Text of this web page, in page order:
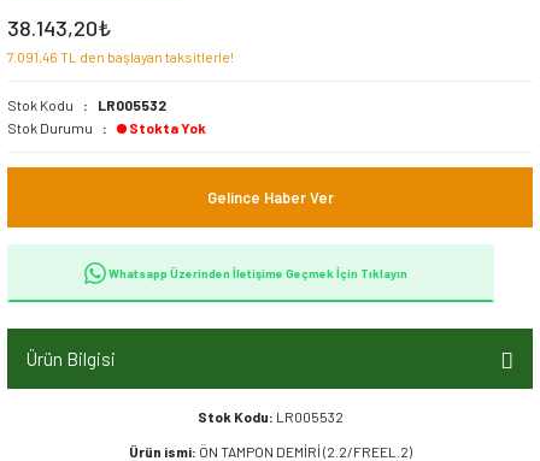
38.143,20₺
7.091,46 TL den başlayan taksitlerle!
Stok Kodu
LR005532
Stok Durumu
Stokta Yok
Gelince Haber Ver
Whatsapp Üzerinden İletişime Geçmek İçin Tıklayın
Ürün Bilgisi
Stok Kodu: LR005532
Ürün ismi: ÖN TAMPON DEMİRİ (2.2/FREEL.2)